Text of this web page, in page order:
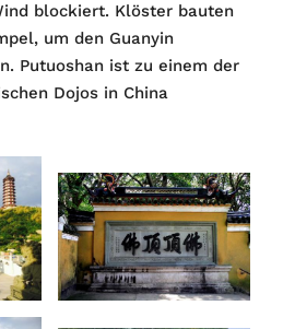
blockiert. Klöster bauten
um den Guanyin
Putuoshan ist zu einem der
Dojos in China